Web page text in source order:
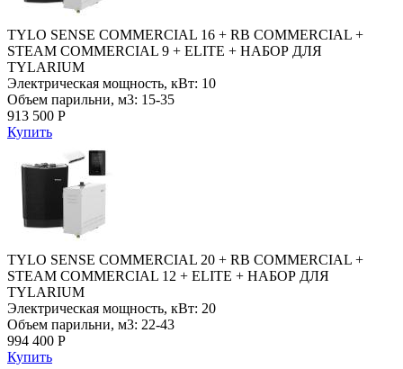
TYLO SENSE COMMERCIAL 16 + RB COMMERCIAL +
STEAM COMMERCIAL 9 + ELITE + НАБОР ДЛЯ
TYLARIUM
Электрическая мощность, кВт: 10
Объем парильни, м3: 15-35
913 500 Р
Купить
TYLO SENSE COMMERCIAL 20 + RB COMMERCIAL +
STEAM COMMERCIAL 12 + ELITE + НАБОР ДЛЯ
TYLARIUM
Электрическая мощность, кВт: 20
Объем парильни, м3: 22-43
994 400 Р
Купить